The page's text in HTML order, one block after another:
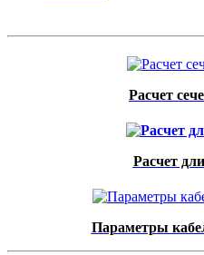
Расчет
Расчет
Параметры